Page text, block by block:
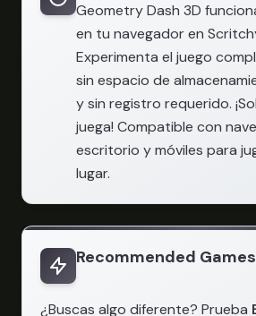
Geometry Dash 3D
en tu navegador en
Experimenta el juego
sin espacio de
y sin registro requerido.
juega! Compatible con
escritorio y móviles para
lugar.
Recommended Games
¿Buscas algo diferente? Prueba